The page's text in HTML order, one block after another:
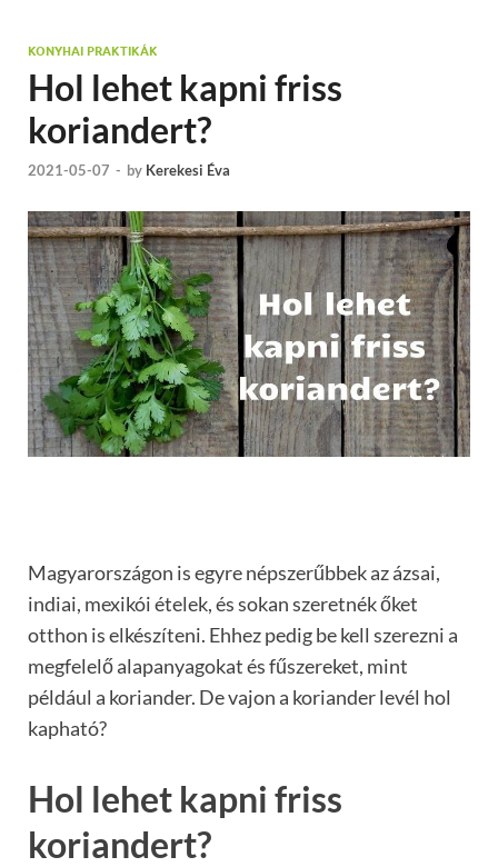
KONYHAI PRAKTIKÁK
Hol lehet kapni friss
koriandert?
2021-05-07 - by Kerekesi Éva
Magyarországon is egyre népszerűbbek az ázsai,
indiai, mexikói ételek, és sokan szeretnék őket
otthon is elkészíteni. Ehhez pedig be kell szerezni a
megfelelő alapanyagokat és fűszereket, mint
például a koriander. De vajon a koriander levél hol
kapható?
Hol lehet kapni friss
koriandert?